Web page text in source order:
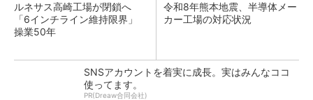
ルネサス高崎工場が閉鎖へ
「6インチライン維持限界」
操業50年
令和8年熊本地震、半導体メー
カー工場の対応状況
SNSアカウントを着実に成長。実はみんなココ
使ってます。
PR(Dreaw合同会社)